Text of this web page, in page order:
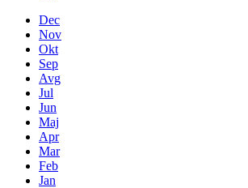
Dec
Nov
Okt
Sep
Avg
Jul
Jun
Maj
Apr
Mar
Feb
Jan